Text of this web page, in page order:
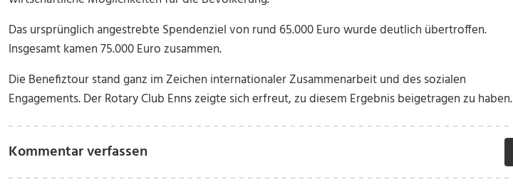
Das ursprünglich angestrebte Spendenziel von rund 65.000 Euro wurde deutlich übertroffen.
Insgesamt kamen 75.000 Euro zusammen.
Die Benefiztour stand ganz im Zeichen internationaler Zusammenarbeit und des sozialen
Engagements. Der Rotary Club Enns zeigte sich erfreut, zu diesem Ergebnis beigetragen zu haben.
Kommentar verfassen